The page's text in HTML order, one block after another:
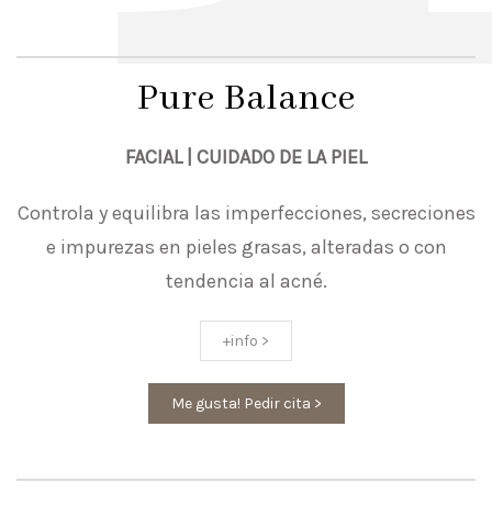
Pure Balance
FACIAL | CUIDADO DE LA PIEL
Controla y equilibra las imperfecciones, secreciones
e impurezas en pieles grasas, alteradas o con
tendencia al acné.
+info >
Me gusta! Pedir cita >